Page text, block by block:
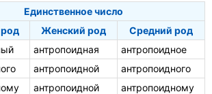
Единственное число
Женский род
Средний род
антропоидная
антропоидное
антропоидной
антропоидного
антропоидной антропоидному